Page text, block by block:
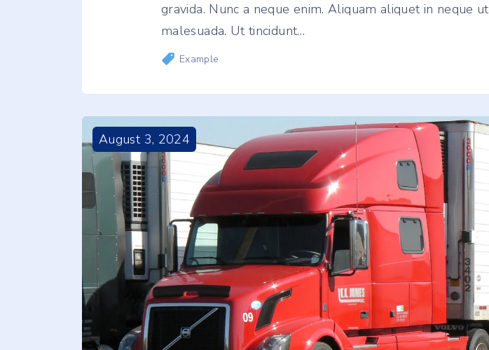
gravida. Nunc a neque enim. Aliquam aliquet in neque ut
malesuada. Ut tincidunt…
Example
August 3, 2024